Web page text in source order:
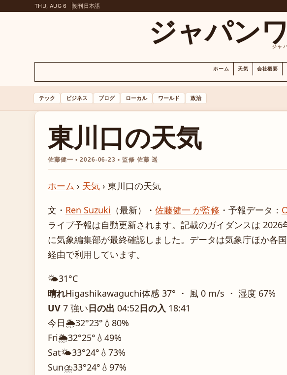
THU, AUG 6 朝刊 日本語
ジャパン
ジャ
ホーム 天気 会社概要
テック ビジネス ブログ ローカル ワールド 政治
東川口の天気
佐藤健一 • 2026-06-23 • 監修 佐藤 遥
ホーム › 天気 › 東川口の天気
文・ Ren Suzuki （最新） ・ 佐藤健一 が監修 ・ 予報データ：
ライブ予報は自動更新されます。記載のガイダンスは 2026
に気象編集部が最終確認しました。データは気象庁ほか各
経由で利用しています。
🌤️31°C
晴れHigashikawaguchi体感 37° ・ 風 0 m/s ・ 湿度 67%
UV 7 強い日の出 04:52日の入 18:41
今日🌦️32°23° 💧80%
Fri🌦️32°25° 💧49%
Sat🌤️33°24° 💧73%
Sun⛈️33°24° 💧97%